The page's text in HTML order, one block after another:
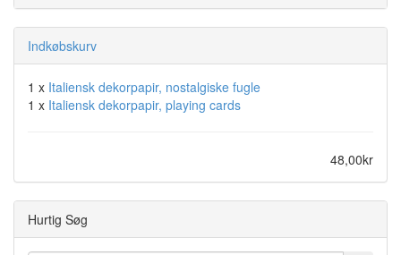
Indkøbskurv
1 x Italiensk dekorpapir, nostalgiske fugle
1 x Italiensk dekorpapir, playing cards
48,00kr
Hurtig Søg